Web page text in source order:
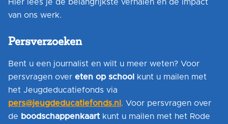
Hier lees je de belangrijkste verhalen en de impact
van ons werk.
Persverzoeken
Bent u een journalist en wilt u meer weten? Voor
persvragen over eten op school
kunt u mailen met
het Jeugdeducatiefonds via
pers@jeugdeducatiefonds.nl . Voor persvragen over
de boodschappenkaart kunt u mailen met het Rode